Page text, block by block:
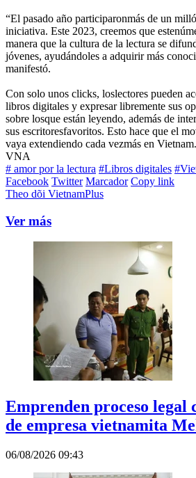
“El pasado año participaronmás de un
iniciativa. Este 2023, creemos que
manera que la cultura de la lectura se
jóvenes, ayudándoles a adquirir más
manifestó.
Con solo unos clicks, loslectores pueden
libros digitales y expresar libremente sus
sobre losque están leyendo, además de
sus escritoresfavoritos. Esto hace que el
vaya extendiendo cada vezmás en
VNA
# amor por la lectura #Libros digitales
Facebook Twitter Marcador Copy link
Theo dõi VietnamPlus
Ver más
Emprenden proceso
de empresa vietnamita
06/08/2026 09:43